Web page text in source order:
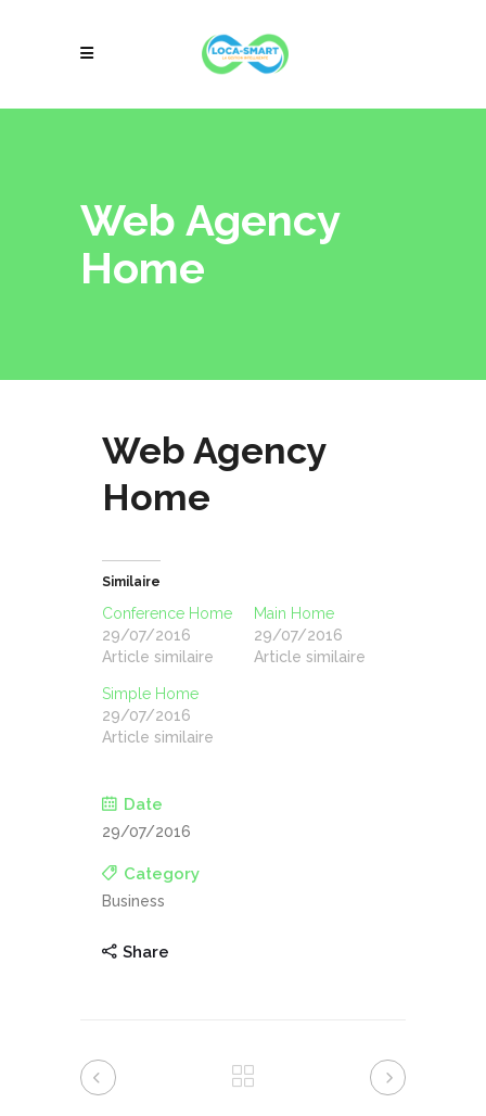
Web Agency
Home
Web Agency
Home
Similaire
Conference Home
29/07/2016
Article similaire
Main Home
29/07/2016
Article similaire
Simple Home
29/07/2016
Article similaire
Date
29/07/2016
Category
Business
Share